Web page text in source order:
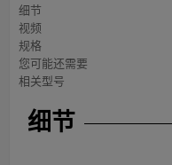
细节
视频
规格
您可能还需要
相关型号
细节